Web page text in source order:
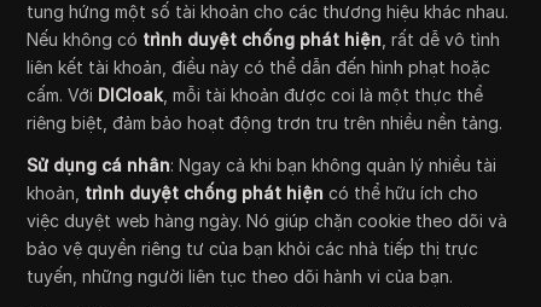
tung hứng một số tài khoản cho các thương hiệu khác nhau.
Nếu không có trình duyệt chống phát hiện , rất dễ vô tình
liên kết tài khoản, điều này có thể dẫn đến hình phạt hoặc
cấm. Với DICloak , mỗi tài khoản được coi là một thực thể
riêng biệt, đảm bảo hoạt động trơn tru trên nhiều nền tảng.
Sử dụng cá nhân: Ngay cả khi bạn không quản lý nhiều tài
khoản, trình duyệt chống phát hiện có thể hữu ích cho
việc duyệt web hàng ngày. Nó giúp chặn cookie theo dõi và
bảo vệ quyền riêng tư của bạn khỏi các nhà tiếp thị trực
tuyến, những người liên tục theo dõi hành vi của bạn.